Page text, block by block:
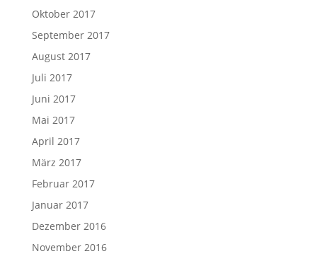
Oktober 2017
September 2017
August 2017
Juli 2017
Juni 2017
Mai 2017
April 2017
März 2017
Februar 2017
Januar 2017
Dezember 2016
November 2016